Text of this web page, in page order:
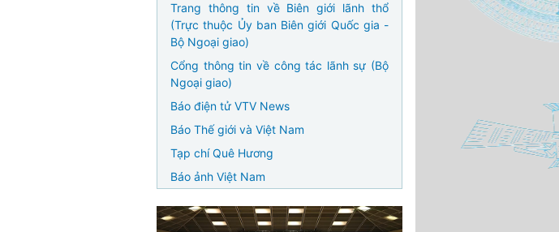
Trang thông tin về Biên giới lãnh thổ
(Trực thuộc Ủy ban Biên giới Quốc gia -
Bộ Ngoại giao)
Cổng thông tin về công tác lãnh sự (Bộ
Ngoại giao)
Báo điện tử VTV News
Báo Thế giới và Việt Nam
Tạp chí Quê Hương
Báo ảnh Việt Nam